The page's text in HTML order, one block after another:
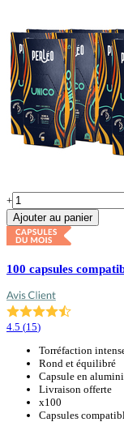
+
Ajouter au panier
100 capsules
4.5 (15)
Torréfaction
Rond et équilibré
Capsule en
Livraison offerte
x100
Capsules